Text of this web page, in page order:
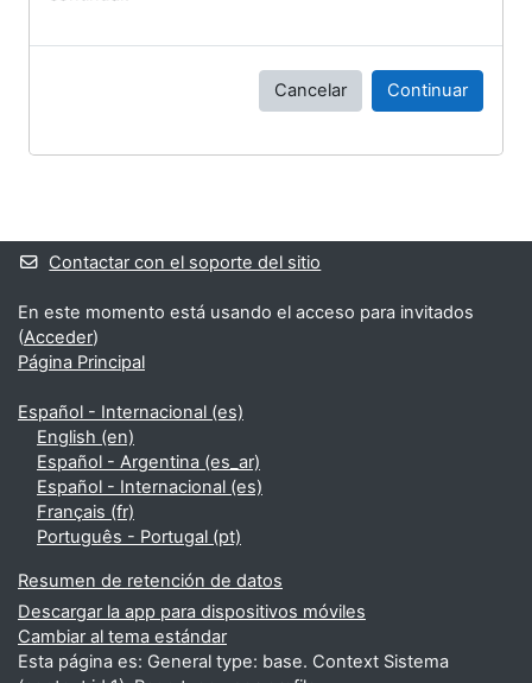
Cancelar Continuar
Bloques suplementarios
Contactar con el soporte del sitio
En este momento está usando el acceso para invitados
(Acceder)
Página Principal
Español - Internacional ‎(es)‎
English ‎(en)‎
Español - Argentina ‎(es_ar)‎
Español - Internacional ‎(es)‎
Français ‎(fr)‎
Português - Portugal ‎(pt)‎
Resumen de retención de datos
Descargar la app para dispositivos móviles
Cambiar al tema estándar
Esta página es: General type: base. Context Sistema